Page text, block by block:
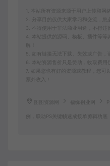
1. 本站所有资源来源于用户上传和网
2. 分享目的仅供大家学习和交流，您
3. 不得使用于非法商业用途，不得违
4. 本站提供的源码、模板、插件等等
5. 如有链接无法下载、失效或广告，
6. 本站资源售价只是赞助，收取费用
7. 如果您也有好的资源或教程，您可
额外收入！
图图资源网 福缘创业网
例，联动PS关键帧速成接单剪辑功底